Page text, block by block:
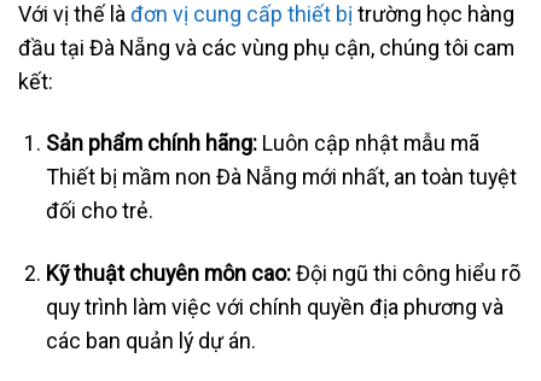
Với vị thế là đơn vị cung cấp thiết bị trường học hàng
đầu tại Đà Nẵng và các vùng phụ cận, chúng tôi cam
kết:
Sản phẩm chính hãng: Luôn cập nhật mẫu mã
Thiết bị mầm non Đà Nẵng mới nhất, an toàn tuyệt
đối cho trẻ.
Kỹ thuật chuyên môn cao:Đội ngũ thi công hiểu rõ
quy trình làm việc với chính quyền địa phương và
các ban quản lý dự án.